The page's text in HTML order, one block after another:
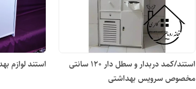
استند/کمد دربدار و سطل دار 120 سانتی
مخصوص سرویس بهداشتی
استند لوازم